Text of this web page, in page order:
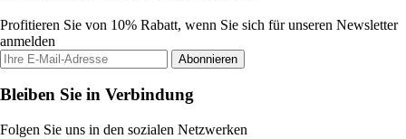
Profitieren Sie von 10% Rabatt, wenn Sie sich für unseren Newsletter
anmelden
Abonnieren
Bleiben Sie in Verbindung
Folgen Sie uns in den sozialen Netzwerken